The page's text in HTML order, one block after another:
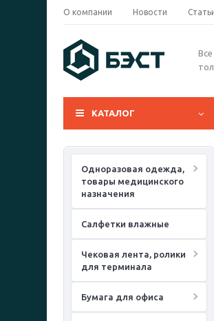
О компании Новости
Все
КАТАЛОГ
Одноразовая одежда,
товары медицинского
назначения
Салфетки влажные
Чековая лента, ролики
для терминала
Бумага для офиса